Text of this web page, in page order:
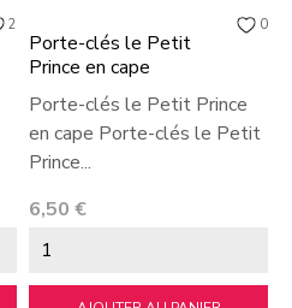
2 0
Porte-clés le Petit
Prince en cape
Porte-clés le Petit Prince
en cape Porte-clés le Petit
Prince...
Prix
6,50 €